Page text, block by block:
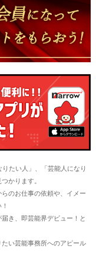
たい人」、「芸能人になり
かります。
のお仕事の依頼や、イメー
き、即芸能界デビュー！と
い芸能事務所へのアピール